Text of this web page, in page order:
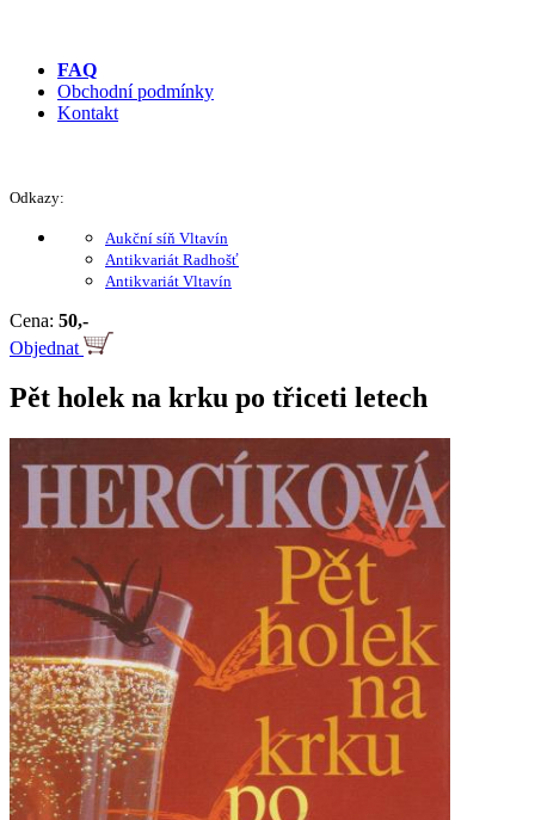
FAQ
Obchodní podmínky
Kontakt
Odkazy:
Aukční síň Vltavín
Antikvariát Radhošť
Antikvariát Vltavín
Cena: 50,-
Objednat
Pět holek na krku po třiceti letech